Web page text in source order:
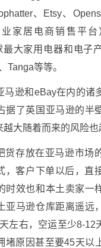
、Etsy、
家居电商销售平台
最大家用电器和电子
Tanga等等。
马逊和eBay在内的诸
据了英国亚马逊的半
大随着而来的风险也
货存放在亚马逊市场
，客户下单以后，直
时效也和本土卖家一
亚马逊仓库距离遥远
左右，空运至少8-12
堵原因甚至要45天以